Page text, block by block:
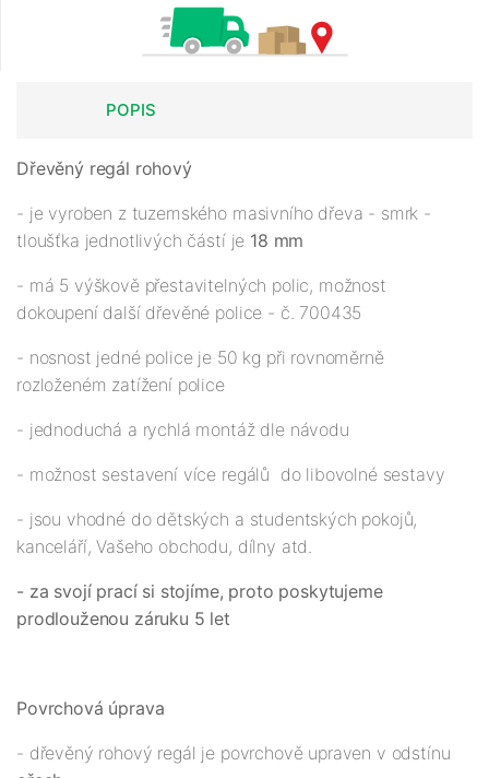
POPIS
Dřevěný regál rohový
- je vyroben z tuzemského masivního dřeva - smrk -
tloušťka jednotlivých částí je 18 mm
- má 5 výškově přestavitelných polic, možnost
dokoupení další dřevěné police - č. 700435
- nosnost jedné police je 50 kg při rovnoměrně
rozloženém zatížení police
- jednoduchá a rychlá montáž dle návodu
- možnost sestavení více regálů do libovolné sestavy
- jsou vhodné do dětských a studentských pokojů,
kanceláří, Vašeho obchodu, dílny atd.
- za svojí prací si stojíme, proto poskytujeme
prodlouženou záruku 5 let
Povrchová úprava
- dřevěný rohový regál je povrchově upraven v odstínu